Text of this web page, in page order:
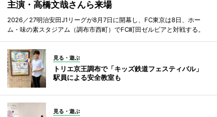
主演・高橋文哉さんら来場
2026／27明治安田J1リーグが8月7日に開幕し、FC東京は8日、ホー
ム・味の素スタジアム（調布市西町）でFC町田ゼルビアと対戦する。
見る・遊ぶ
トリエ京王調布で「キッズ鉄道フェスティバル」
駅員による安全教室も
見る・遊ぶ